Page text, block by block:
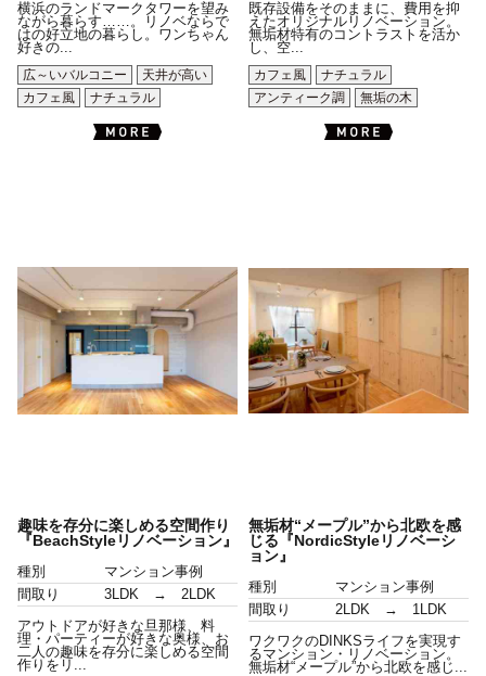
横浜のランドマークタワーを望み
ながら暮らす……。リノベならで
はの好立地の暮らし。ワンちゃん
好きの...
広～いバルコニー
天井が高い
カフェ風
ナチュラル
既存設備をそのままに、費用を抑
えたオリジナルリノベーション。
無垢材特有のコントラストを活か
し、空...
カフェ風
ナチュラル
アンティーク調
無垢の木
趣味を存分に楽しめる空間作り
『BeachStyleリノベーション』
種別
マンション事例
間取り
3LDK → 2LDK
アウトドアが好きな旦那様、料
理・パーティーが好きな奥様、お
二人の趣味を存分に楽しめる空間
作りをリ...
無垢材“メープル”から北欧を感
じる『NordicStyleリノベーシ
ョン』
種別
マンション事例
間取り
2LDK → 1LDK
ワクワクのDINKSライフを実現す
るマンション・リノベーション。
無垢材“メープル”から北欧を感じ...